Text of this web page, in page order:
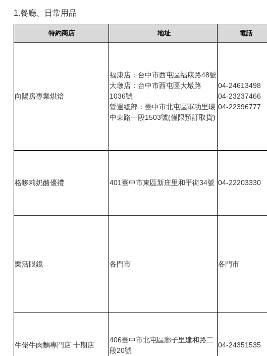
1.餐廳、日常用品
特約商店 地址 電話
向陽房專業烘焙
福康店：台中市西屯區福康路48號
大墩店：台中市西屯區大墩路
1036號
營運總部：臺中市北屯區軍功里環
中東路一段1503號(僅限預訂取貨)
04-24613498
04-23237466
04-22396777
格哆莉奶酪優禮 401臺中市東區新庄里和平街34號 04-22203330
樂活眼鏡 各門市 各門市
牛佬牛肉麵專門店 十期店
406臺中市北屯區廍子里建和路二
段20號
04-24351535